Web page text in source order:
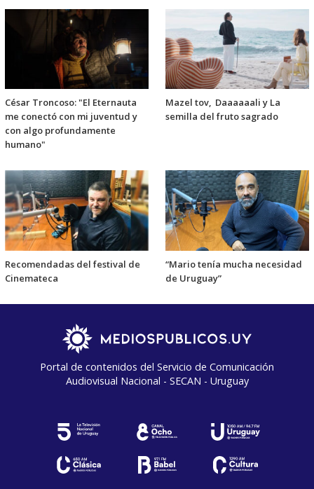
César Troncoso: "El Eternauta
me conectó con mi juventud y
con algo profundamente
humano"
Mazel tov, Daaaaaali y La
semilla del fruto sagrado
Recomendadas del festival de
Cinemateca
“Mario tenía mucha necesidad
de Uruguay”
Portal de contenidos del Servicio de Comunicación
Audiovisual Nacional - SECAN - Uruguay